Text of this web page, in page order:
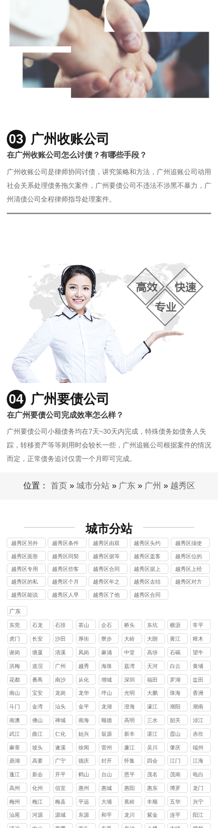
03 广州收账公司
在广州收账公司怎么讨债？有哪些手段？
广州收账公司是律师协同讨债，讲究策略和方法，广州追账公司动用
社会关系处理债务拖欠案件，广州要债公司不违法不涉黑不暴力，广
州清债公司全程律师指导处理案件。
04 广州要债公司
在广州要债公司完成效率怎么样？
广州要债公司小额债务均在7天~30天内完成，特殊债务如债务人失
踪，转移资产等等则用时会较长一些，广州追账公司根据案件的情况
而定，正常债务追讨仅需一个月即可完成。
位置： 首页 » 城市分站» 广东» 广州 » 越秀区
城市分站
越秀区另外
交易讨债公
司
越秀区条件
不能讨债公
司
越秀区由双
方口讨债公
司
越秀区头约
定必讨债公
司
越秀区须使
用书讨债公
司
越秀区面形
式合讨债公
司
越秀区同契
约收讨债公
司
越秀区据等
并加讨债公
司
越秀区盖客
户单讨债公
司
越秀区位的
合同讨债公
司
越秀区专用
章有讨债公
司
越秀区些客
户在讨债公
司
越秀区合同
或收讨债公
司
越秀区据上
仅盖讨债公
司
越秀区上经
手人讨债公
越秀区的私
章几讨债公
越秀区个月
或半讨债公
越秀区年之
后再讨债公
越秀区去结
账时讨债公
越秀区对方
越秀区能说
这个讨债公
司
越秀区人早
越秀区了他
越秀区合同
广东
东莞
石龙
镇
石排
镇
茶山
镇
企石
镇
桥头
镇
东坑
镇
横沥
镇
常平
镇
虎门
镇
长安
镇
沙田
镇
厚街
镇
寮步
镇
大岭
山镇
大朗
镇
黄江
镇
樟木
头镇
谢岗
镇
塘厦
镇
清溪
镇
凤岗
镇
麻涌
镇
中堂
镇
高埗
镇
石碣
镇
望牛
墩镇
洪梅
镇
道滘
镇
广州
越秀
区
海珠
区
荔湾
区
天河
区
白云
区
黄埔
区
花都
区
番禺
区
南沙
区
从化
区
增城
区
深圳
福田
区
罗湖
区
盐田
区
南山
区
宝安
区
龙岗
区
龙华
区
坪山
区
光明
区
大鹏
新区
珠海
香洲
区
斗门
区
金湾
区
汕头
金平
区
龙湖
区
澄海
区
濠江
区
潮阳
区
潮南
区
南澳
县
佛山
禅城
区
南海
区
顺德
区
高明
区
三水
区
韶关
浈江
区
武江
区
曲江
区
仁化
县
始兴
县
翁源
县
新丰
县
湛江
霞山
区
赤坎
区
麻章
区
坡头
区
遂溪
县
徐闻
县
雷州
市
廉江
市
吴川
市
肇庆
端州
区
鼎湖
区
高要
区
广宁
县
德庆
县
封开
县
怀集
县
四会
市
江门
江海
区
蓬江
区
新会
区
开平
县
鹤山
县
台山
县
恩平
县
茂名
茂南
区
电白
区
高州
市
化州
市
信宜
市
惠州
惠城
区
惠阳
区
惠东
县
博罗
县
龙门
县
梅州
梅江
区
梅县
区
平远
县
大埔
县
蕉岭
县
丰顺
县
五华
县
兴宁
市
汕尾 河源
源城
区
东源
县
和平
县
龙川
县
紫金
县
连平
县
阳江